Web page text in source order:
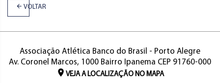
VOLTAR
Associação Atlética Banco do Brasil - Porto Alegre
Av. Coronel Marcos, 1000 Bairro Ipanema CEP 91760-000
VEJA A LOCALIZAÇÃO NO MAPA